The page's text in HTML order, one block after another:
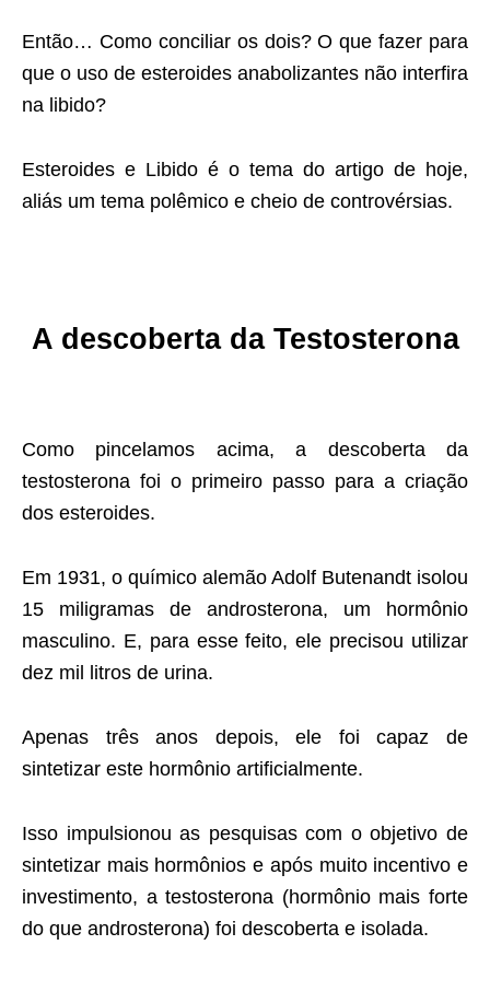
Então… Como conciliar os dois? O que fazer para
que o uso de esteroides anabolizantes não interfira
na libido?
Esteroides e Libido é o tema do artigo de hoje,
aliás um tema polêmico e cheio de controvérsias.
A descoberta da Testosterona
Como pincelamos acima, a descoberta da
testosterona foi o primeiro passo para a criação
dos esteroides.
Em 1931, o químico alemão Adolf Butenandt isolou
15 miligramas de androsterona, um hormônio
masculino. E, para esse feito, ele precisou utilizar
dez mil litros de urina.
Apenas três anos depois, ele foi capaz de
sintetizar este hormônio artificialmente.
Isso impulsionou as pesquisas com o objetivo de
sintetizar mais hormônios e após muito incentivo e
investimento, a testosterona (hormônio mais forte
do que androsterona) foi descoberta e isolada.